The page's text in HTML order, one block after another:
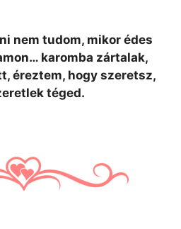
nem tudom, mikor édes
karomba zártalak,
éreztem, hogy szeretsz,
téged.